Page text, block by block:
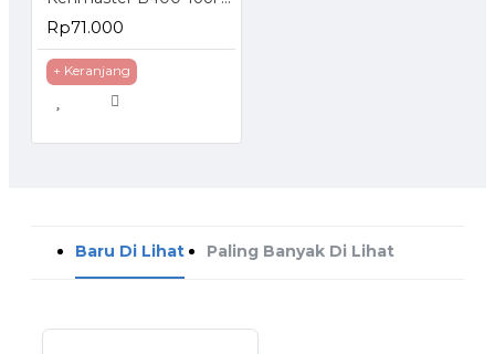
Rp71.000
+ Keranjang
Baru Di Lihat Paling Banyak Di Lihat